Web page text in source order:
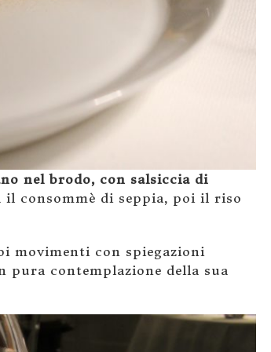
nel brodo, con salsiccia di
consommè di seppia, poi il riso
movimenti con spiegazioni
pura contemplazione della sua